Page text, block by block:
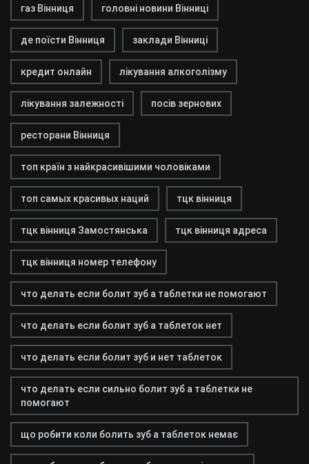
газ Вінниця головні новини Вінниці
де поїсти Вінниця заклади Вінниці
кредит онлайн лікування алкоголізму
лікування залежності посів зернових
ресторани Вінниця
топ країн з найкрасивішими чоловіками
топ самых красивых наций тцк вінниця
тцк вінниця Замостянська тцк вінниця адреса
тцк вінниця номер телефону
что делать если болит зуб а таблетки не помогают
что делать если болит зуб а таблеток нет
что делать если болит зуб и нет таблеток
что делать если сильно болит зуб а таблетки не
помогают
що робити коли болить зуб а таблеток немає